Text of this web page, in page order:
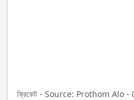
ক্রিকেট - Source: Prothom Alo